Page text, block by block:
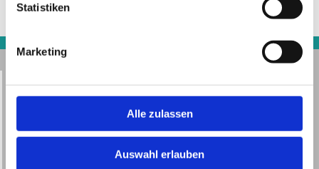
Statistiken
Marketing
Alle zulassen
Auswahl erlauben
Steuerberaterin Heidemarie Dittmann
Oberaltenburg 3
06217 Merseburg